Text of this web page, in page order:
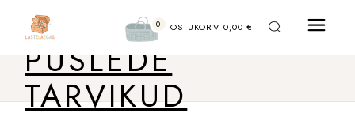
0 OSTUKORV 0,00€
PUSLEDE
TARVIKUD